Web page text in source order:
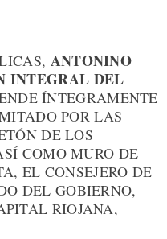
ANTONINO
INTEGRAL DEL
ÍNTEGRAMENTE
POR LAS
DE LOS
COMO MURO DE
EL CONSEJERO DE
DEL GOBIERNO,
RIOJANA,